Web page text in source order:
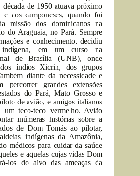
de 1950 atuava próximo
e aos camponeses, quando foi
missão dos dominicanos na
do Araguaia, no Pará. Sempre
e conhecimento, decidiu
indígena, em um curso na
de Brasília (UNB), onde
índios Xicrin, dos grupos
diante da necessidade e
percorrer grandes extensões
do Pará, Mato Grosso e
de avião, e amigos italianos
um teco-teco vermelho. Avião
inúmeras histórias sobre a
de Dom Tomás ao pilotar,
indígenas da Amazônia,
médicos para cuidar da saúde
e aquelas cujas vidas Dom
los do alvo das ameaças da